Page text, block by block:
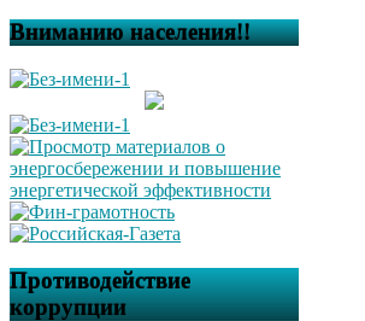
Вниманию населения!!
Противодействие
коррупции